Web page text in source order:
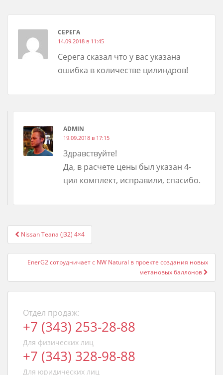
СЕРЕГА
14.09.2018 в 11:45
Серега сказал что у вас указана
ошибка в количестве цилиндров!
ADMIN
19.09.2018 в 17:15
Здравствуйте!
Да, в расчете цены был указан 4-
цил комплект, исправили, спасибо.
Post
navigation
Nissan Teana (J32) 4×4
EnerG2 сотрудничает с NW Natural в проекте создания новых
метановых баллонов
Отдел продаж:
+7 (343) 253-28-88
Для физических лиц
+7 (343) 328-98-88
Для юридических лиц